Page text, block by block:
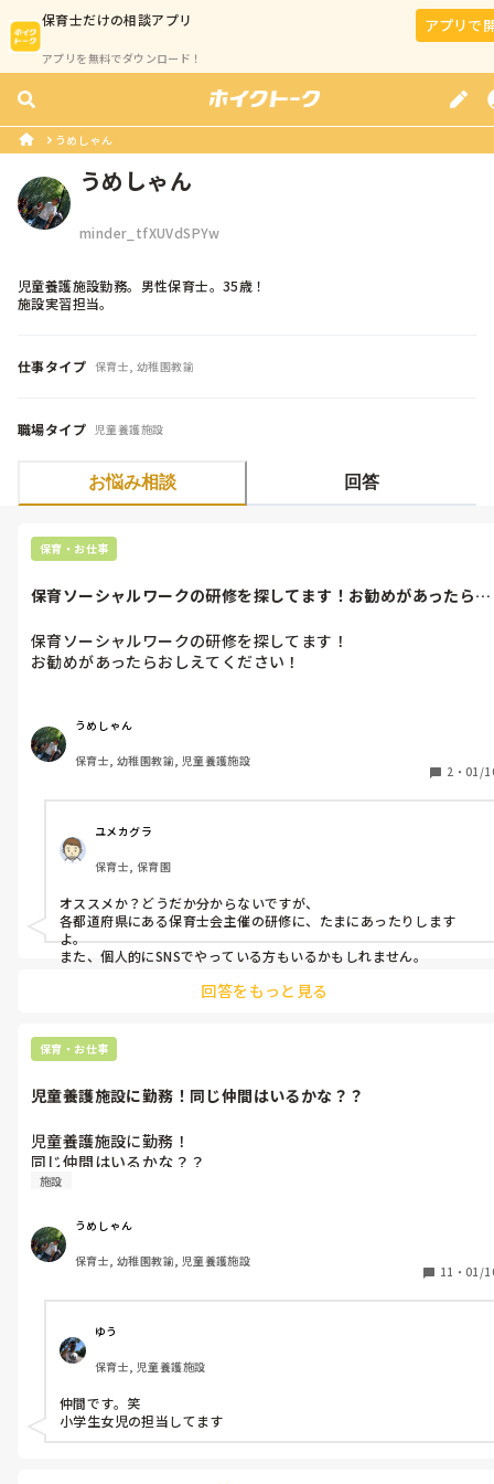
保育士だけの相談アプリ
アプリを無料でダウンロード！
アプリで
うめしゃん
うめしゃん
minder_tfXUVdSPYw
児童養護施設勤務。男性保育士。35歳！
施設実習担当。
仕事タイプ 保育士, 幼稚園教諭
職場タイプ 児童養護施設
お悩み相談 回答
保育・お仕事
保育ソーシャルワークの研修を探してます！お勧めがあったらお
保育ソーシャルワークの研修を探してます！
お勧めがあったらおしえてください！
うめしゃん
保育士, 幼稚園教諭, 児童養護施設
2 ・ 01/
ユメカグラ
保育士, 保育園
オススメか？どうだか分からないですが、
各都道府県にある保育士会主催の研修に、たまにあったりします
よ。
また、個人的にSNSでやっている方もいるかもしれません。
回答をもっと見る
保育・お仕事
児童養護施設に勤務！同じ仲間はいるかな？？
児童養護施設に勤務！
同じ仲間はいるかな？？
施設
うめしゃん
保育士, 幼稚園教諭, 児童養護施設
11 ・ 01/
ゆう
保育士, 児童養護施設
仲間です。笑
小学生女児の担当してます